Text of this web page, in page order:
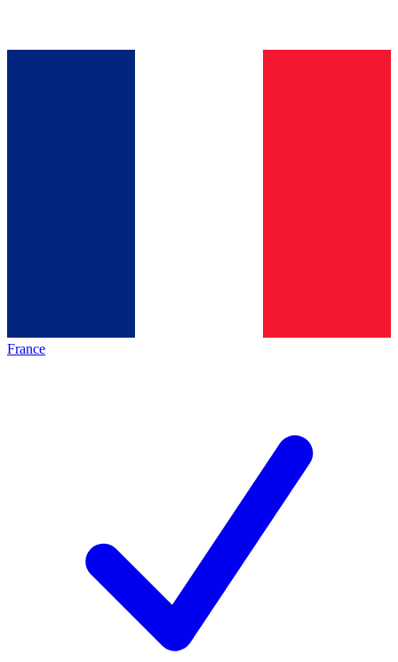
France